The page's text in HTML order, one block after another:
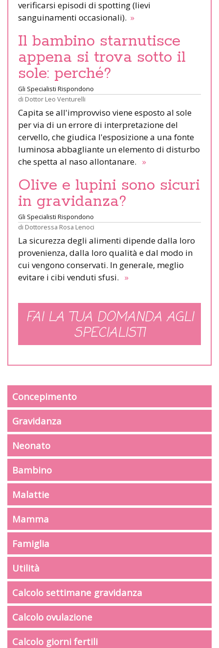
verificarsi episodi di spotting (lievi
sanguinamenti occasionali). »
Il bambino starnutisce
appena si trova sotto il
sole: perché?
Gli Specialisti Rispondono
di Dottor Leo Venturelli
Capita se all'improvviso viene esposto al sole
per via di un errore di interpretazione del
cervello, che giudica l'esposizione a una fonte
luminosa abbagliante un elemento di disturbo
che spetta al naso allontanare. »
Olive e lupini sono sicuri
in gravidanza?
Gli Specialisti Rispondono
di Dottoressa Rosa Lenoci
La sicurezza degli alimenti dipende dalla loro
provenienza, dalla loro qualità e dal modo in
cui vengono conservati. In generale, meglio
evitare i cibi venduti sfusi. »
FAI LA TUA DOMANDA AGLI
SPECIALISTI
Concepimento
Gravidanza
Neonato
Bambino
Malattie
Mamma
Famiglia
Utilità
Calcolo settimane gravidanza
Calcolo ovulazione
Calcolo giorni fertili